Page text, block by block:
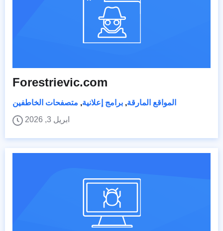
Forestrievic.com
المواقع المارقة, برامج إعلانية, متصفحات الخاطفين
ابريل 3, 2026